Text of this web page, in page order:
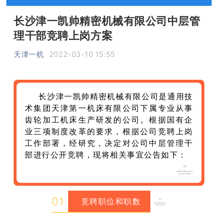
长沙津一凯帅精密机械有限公司中层管
理干部竞聘上岗方案
天津一机 2022-03-10 15:55
长沙津一凯帅精密机械有限公司是通用技
术集团天津第一机床有限公司下属专业从事
齿轮加工机床生产研发的公司。根据国有企
业三项制度改革的要求，根据公司竞聘上岗
工作部署，经研究，决定对公司中层管理干
部进行公开竞聘，现将相关事宜公告如下：
01 竞聘职位和职数